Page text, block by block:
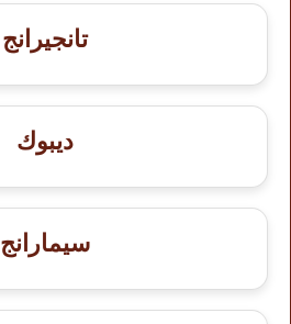
تانجيرانج
ديبوك
سيمارانج